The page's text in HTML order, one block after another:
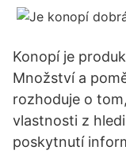
Konopí je
Množství a
rozhoduje o
vlastnosti z
poskytnutí